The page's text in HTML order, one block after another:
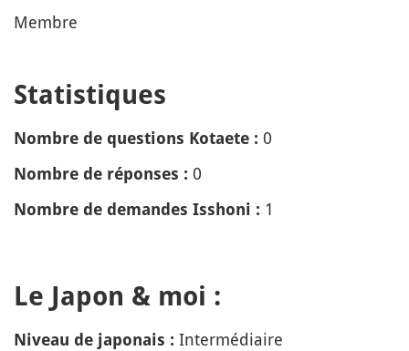
Membre
Statistiques
Nombre de questions Kotaete : 0
Nombre de réponses : 0
Nombre de demandes Isshoni : 1
Le Japon & moi :
Niveau de japonais : Intermédiaire